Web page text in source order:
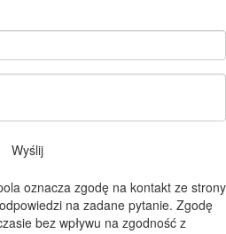
Wyślij
oznacza zgodę na kontakt ze strony
na zadane pytanie. Zgodę
bez wpływu na zgodność z